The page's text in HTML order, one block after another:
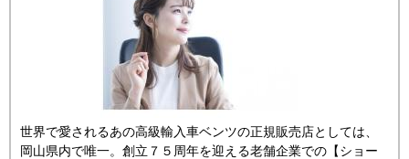
世界で愛されるあの高級輸入車ベンツの正規販売店としては、
岡山県内で唯一。創立７５周年を迎える老舗企業での【ショー